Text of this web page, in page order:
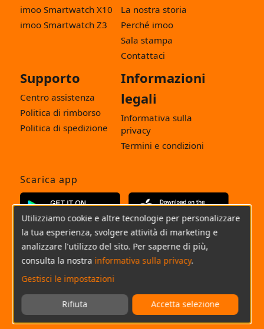
imoo Smartwatch X10
imoo Smartwatch Z3
La nostra storia
Perché imoo
Sala stampa
Contattaci
Supporto
Centro assistenza
Politica di rimborso
Politica di spedizione
Informazioni
legali
Informativa sulla
privacy
Termini e condizioni
Scarica app
Seguici
Chat
Utilizziamo cookie e altre tecnologie per personalizzare
la tua esperienza, svolgere attività di marketing e
analizzare l'utilizzo del sito. Per saperne di più,
consulta la nostra informativa sulla privacy.
Gestisci le impostazioni
Rifiuta Accetta selezione